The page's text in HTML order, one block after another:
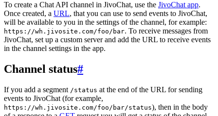
To create a Chat API channel in JivoChat, use the JivoChat app.
Once created, a URL, that you can use to send events to JivoChat,
will be available to you in the settings of the channel, for example:
https://wh.jivosite.com/foo/bar. To receive messages from
JivoChat, set up a custom server and add the URL to receive events
in the channel settings in the app.
Channel status#
If you add a segment /status at the end of the URL for sending
events to JivoChat (for example,
https://wh.jivosite.com/foo/bar/status), then in the body